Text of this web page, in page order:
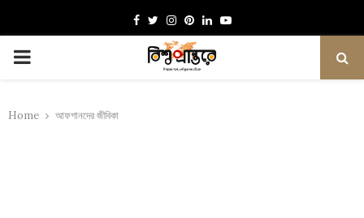
Facebook
TwitterInstagram
Pinterest
LinkedinYoutube
PRIMARY
Home আফগানদের জীবিকা